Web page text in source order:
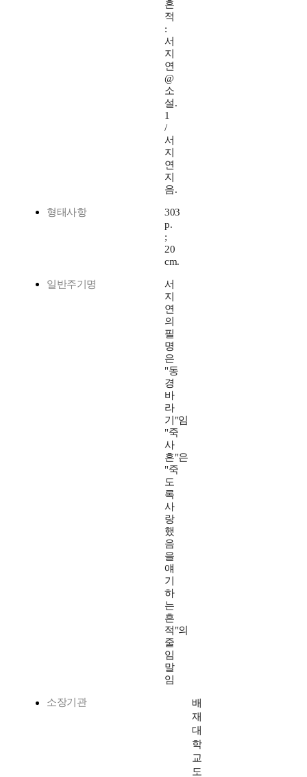
흔
적
:
서
지
연
@
소
설.
1
/
서
지
연
지
음.
형태사항
303
p.
;
20
cm.
일반주기명
서
지
연
의
필
명
은
"동
경
바
라
기"임
"죽
사
흔"은
"죽
도
록
사
랑
했
음
을
얘
기
하
는
흔
적"의
줄
임
말
임
소장기관
배
재
대
학
교
도